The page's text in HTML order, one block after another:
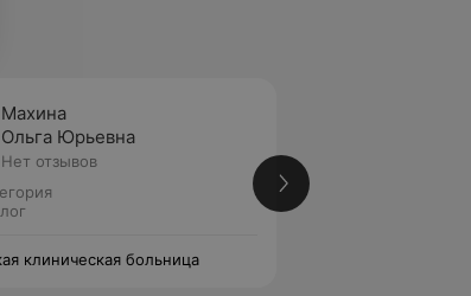
Махина
Ольга Юрьевна
Нет отзывов
клиническая больница